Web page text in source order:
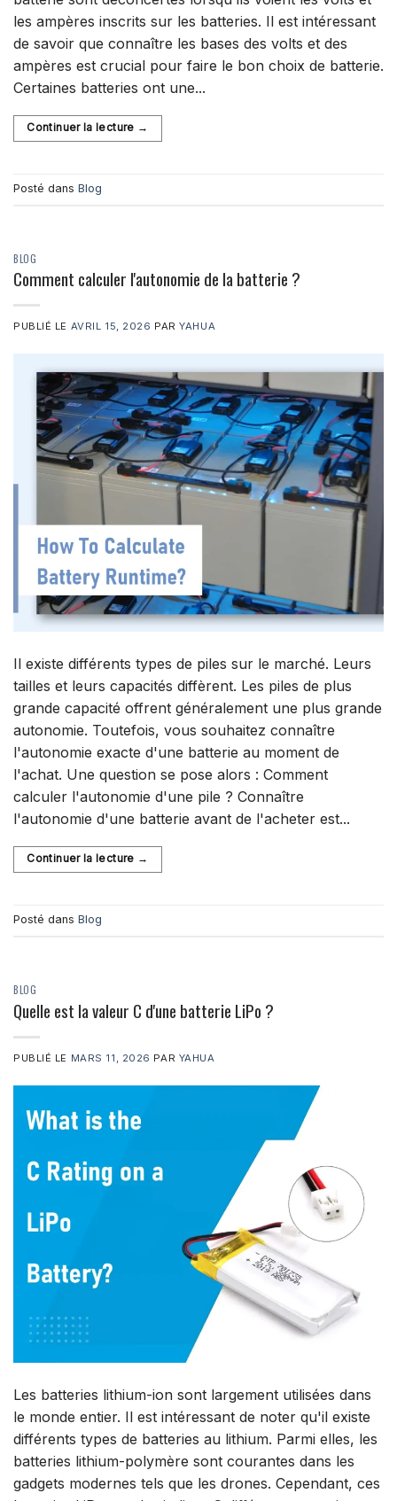
les ampères inscrits sur les batteries. Il est intéressant
de savoir que connaître les bases des volts et des
ampères est crucial pour faire le bon choix de batterie.
Certaines batteries ont une...
Continuer la lecture →
Posté dans Blog
BLOG
Comment calculer l'autonomie de la batterie ?
PUBLIÉ LE AVRIL 15, 2026 PARYAHUA
Il existe différents types de piles sur le marché. Leurs
tailles et leurs capacités diffèrent. Les piles de plus
grande capacité offrent généralement une plus grande
autonomie. Toutefois, vous souhaitez connaître
l'autonomie exacte d'une batterie au moment de
l'achat. Une question se pose alors : Comment
calculer l'autonomie d'une pile ? Connaître
l'autonomie d'une batterie avant de l'acheter est...
Continuer la lecture →
Posté dans Blog
BLOG
Quelle est la valeur C d'une batterie LiPo ?
PUBLIÉ LE MARS 11, 2026 PAR YAHUA
Les batteries lithium-ion sont largement utilisées dans
le monde entier. Il est intéressant de noter qu'il existe
différents types de batteries au lithium. Parmi elles, les
batteries lithium-polymère sont courantes dans les
gadgets modernes tels que les drones. Cependant, ces